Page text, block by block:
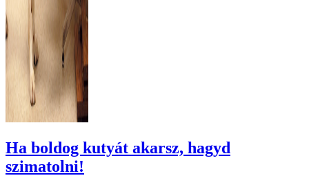
Ha boldog kutyát akarsz, hagyd
szimatolni!